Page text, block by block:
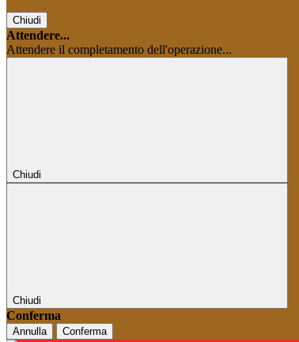
Chiudi
Attendere...
Attendere il completamento dell'operazione...
Chiudi
Chiudi
Conferma
Annulla Conferma